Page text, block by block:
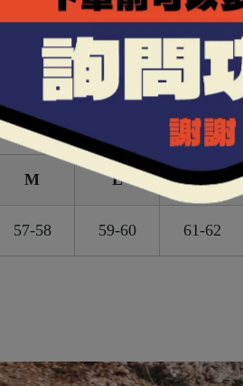
後方負壓排氣，提升通風效率。
M L XL
57-58 59-60 61-62